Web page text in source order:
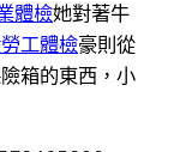
體檢她對著牛
工體檢豪則從
箱的東西，小